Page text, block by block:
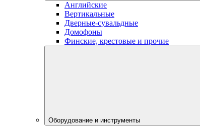
Английские
Вертикальные
Дверные-сувальдные
Домофоны
Финские, крестовые и прочие
Оборудование и инструменты